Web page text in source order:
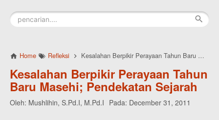
Home Refleksi Kesalahan Berpikir Perayaan Tahun Baru Masehi; Pendekatan Sejarah
Kesalahan Berpikir Perayaan Tahun
Baru Masehi; Pendekatan Sejarah
Oleh: Mushlihin, S.Pd.I, M.Pd.I Pada: December 31, 2011